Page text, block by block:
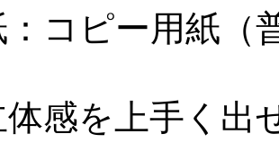
：コピー用紙（
体感を上手く出